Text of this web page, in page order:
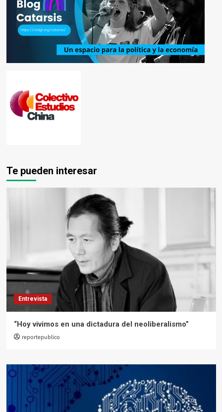
Te pueden interesar
Entrevista
“Hoy vivimos en una dictadura del neoliberalismo”
reportepublico